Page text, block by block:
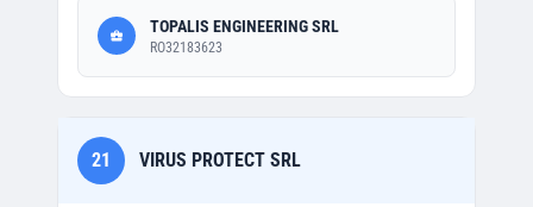
TOPALIS ENGINEERING SRL
RO32183623
21 VIRUS PROTECT SRL